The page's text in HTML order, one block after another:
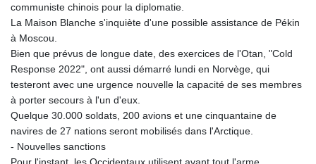
communiste chinois pour la diplomatie.
La Maison Blanche s'inquiète d'une possible assistance de Pékin
à Moscou.
Bien que prévus de longue date, des exercices de l'Otan, "Cold
Response 2022", ont aussi démarré lundi en Norvège, qui
testeront avec une urgence nouvelle la capacité de ses membres
à porter secours à l'un d'eux.
Quelque 30.000 soldats, 200 avions et une cinquantaine de
navires de 27 nations seront mobilisés dans l'Arctique.
- Nouvelles sanctions